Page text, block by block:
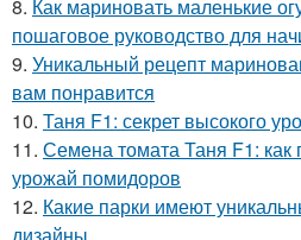
8. Как мариновать маленькие
пошаговое руководство для
9. Уникальный рецепт
вам понравится
10. Таня F1: секрет высокого
11. Семена томата Таня F1: как
урожай помидоров
12. Какие парки имеют
дизайны